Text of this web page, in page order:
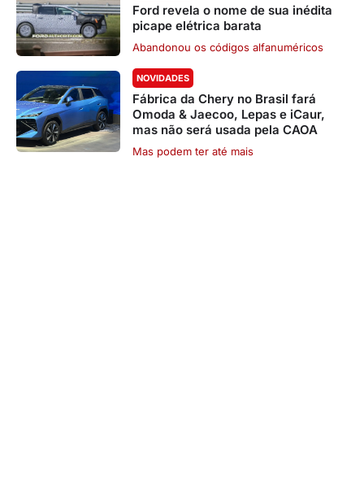
Ford revela o nome de sua inédita
picape elétrica barata
Abandonou os códigos alfanuméricos
NOVIDADES
Fábrica da Chery no Brasil fará
Omoda & Jaecoo, Lepas e iCaur,
mas não será usada pela CAOA
Mas podem ter até mais